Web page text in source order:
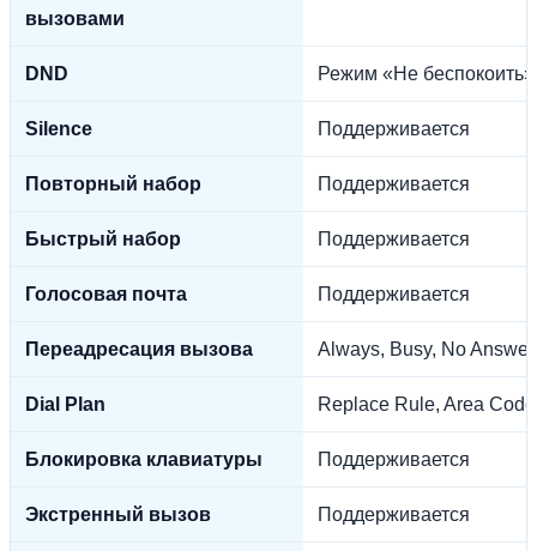
вызовами
DND Режим «Не беспокоить»
Silence Поддерживается
Повторный набор Поддерживается
Быстрый набор Поддерживается
Голосовая почта Поддерживается
Переадресация вызова Always, Busy, No Answer
Dial Plan Replace Rule, Area
Блокировка клавиатуры Поддерживается
Экстренный вызов Поддерживается